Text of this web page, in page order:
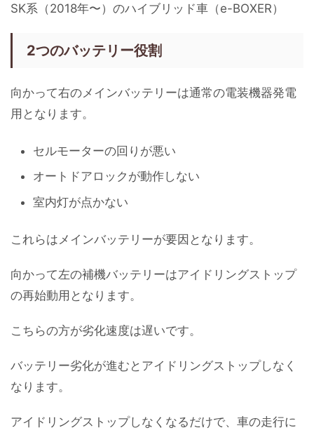
SK系（2018年〜）のハイブリッド車（e-BOXER）
2つのバッテリー役割
向かって右のメインバッテリーは通常の電装機器発電
用となります。
セルモーターの回りが悪い
オートドアロックが動作しない
室内灯が点かない
これらはメインバッテリーが要因となります。
向かって左の補機バッテリーはアイドリングストップ
の再始動用となります。
こちらの方が劣化速度は遅いです。
バッテリー劣化が進むとアイドリングストップしなく
なります。
アイドリングストップしなくなるだけで、車の走行に